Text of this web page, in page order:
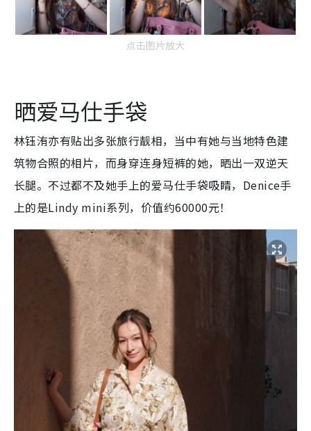
点击图片放大
晒爱马仕手袋
林钰洧亦有贴出多张旅行靓相，当中有她与当地特色建
筑物合照的相片，而身穿连身短裤的她，晒出一双逆天
长腿。不过都不及她手上的爱马仕手袋吸睛，Denice手
上的是Lindy mini系列，价值约60000元！